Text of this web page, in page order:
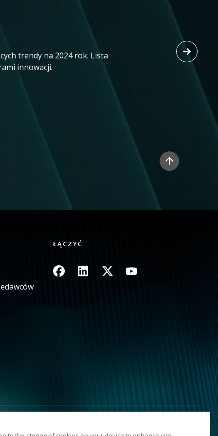
trendy na 2024 rok. Lista
innowacji.
ŁĄCZYĆ
Obraz Obraz Obraz Obraz